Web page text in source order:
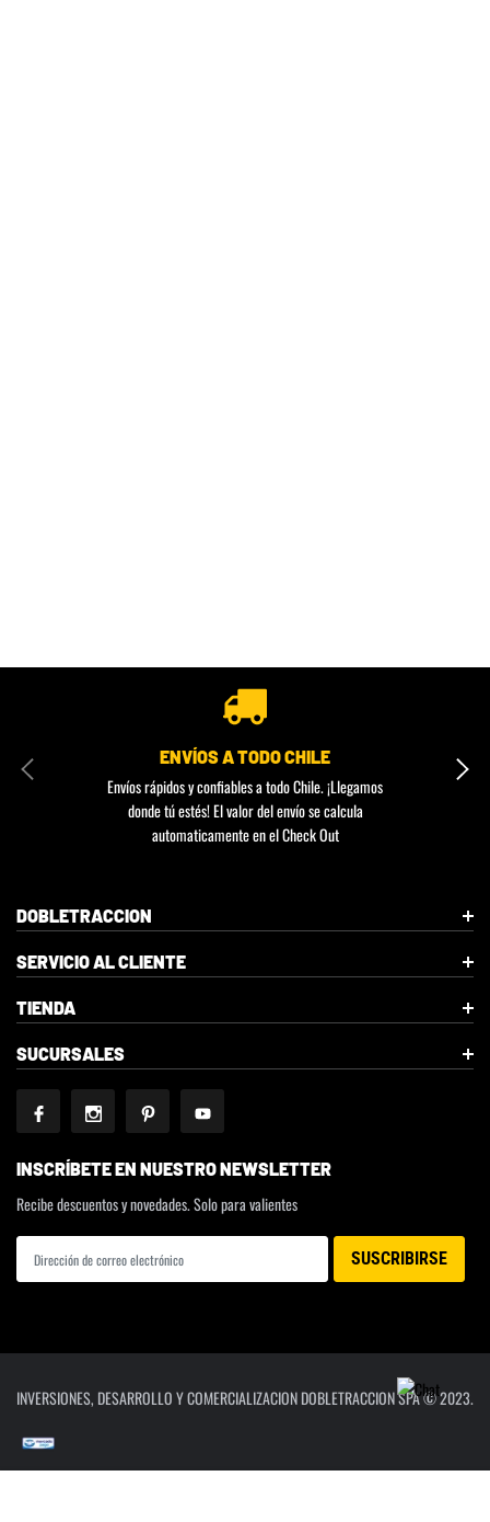
ENVÍOS A TODO CHILE
Envíos rápidos y confiables a todo Chile. ¡Llegamos
donde tú estés! El valor del envío se calcula
automaticamente en el Check Out
DOBLETRACCION
SERVICIO AL CLIENTE
TIENDA
SUCURSALES
INSCRÍBETE EN NUESTRO NEWSLETTER
Recibe descuentos y novedades. Solo para valientes
INVERSIONES, DESARROLLO Y COMERCIALIZACION DOBLETRACCION SPA © 2023.